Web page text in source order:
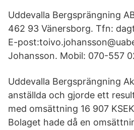
Uddevalla Bergsprängning
462 93 Vänersborg. Tfn:
E-
Johansson. Mobil: 070-557
Uddevalla Bergsprängning
anställda och gjorde ett
med omsättning 16 907
Bolaget hade då en